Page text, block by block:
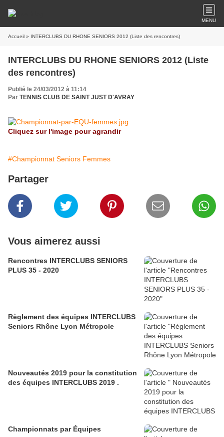
MENU
Accueil » INTERCLUBS DU RHONE SENIORS 2012 (Liste des rencontres)
INTERCLUBS DU RHONE SENIORS 2012 (Liste
des rencontres)
Publié le 24/03/2012 à 11:14
Par TENNIS CLUB DE SAINT JUST D'AVRAY
Cliquez sur l'image pour agrandir
#Championnat Seniors Femmes
Partager
Vous aimerez aussi
Rencontres INTERCLUBS SENIORS
PLUS 35 - 2020
Règlement des équipes INTERCLUBS
Seniors Rhône Lyon Métropole
Nouveautés 2019 pour la constitution
des équipes INTERCLUBS 2019 .
Championnats par Équipes